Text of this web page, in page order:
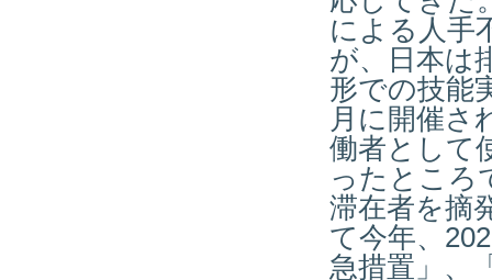
による人手
が、日本は
形での技能
月に開催さ
働者として
ったところ
滞在者を摘
て今年、
急措置」、